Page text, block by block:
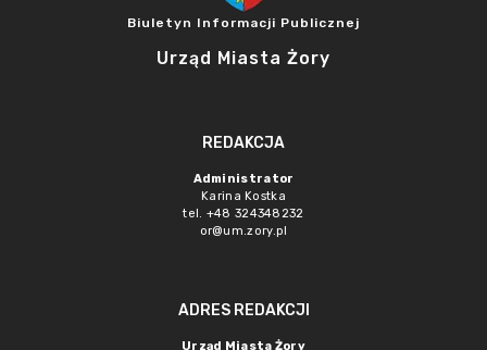
Biuletyn Informacji Publicznej
Urząd Miasta Żory
REDAKCJA
Administrator
Karina Kostka
tel. +48 324348232
or@um.zory.pl
ADRES REDAKCJI
Urząd Miasta Żory